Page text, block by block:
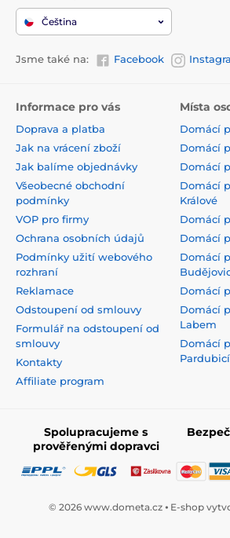
Čeština
Jsme také na: Facebook
Informace pro vás
Doprava a platba
Jak na vrácení zboží
Jak balíme objednávky
Všeobecné obchodní
podmínky
VOP pro firmy
Ochrana osobních údajů
Podmínky užití webového
rozhraní
Reklamace
Odstoupení od smlouvy
Formulář na odstoupení od
smlouvy
Kontakty
Affiliate program
Místa
Domácí
Domácí
Domácí
Domácí
Králové
Domácí
Domácí
Domácí
Domácí
Domácí
Labem
Domácí
Spolupracujeme s
prověřenými dopravci
© 2026 www.dometa.cz ⦁ E-shop